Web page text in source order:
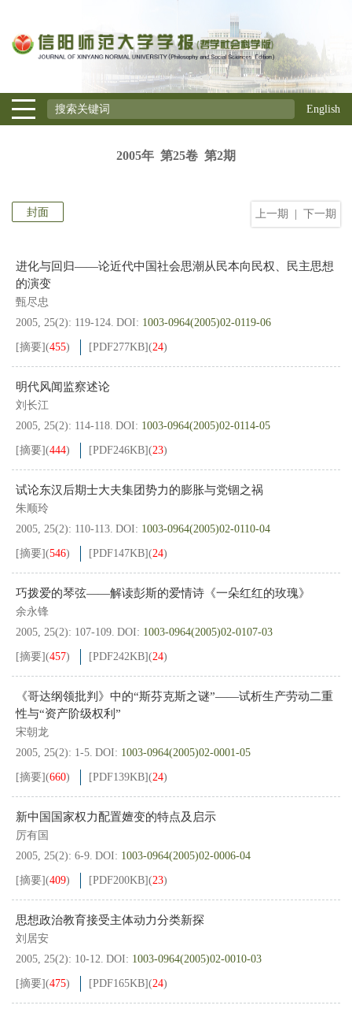
English
2005年 第25卷 第2期
上一期 下一期
封面
进化与回归——论近代中国社会思潮从民本向民权、民主思想
的演变
甄尽忠
2005, 25(2): 119-124. DOI: 1003-0964(2005)02-0119-06
[摘要](455) [PDF277KB](24)
明代风闻监察述论
刘长江
2005, 25(2): 114-118. DOI: 1003-0964(2005)02-0114-05
[摘要](444) [PDF246KB](23)
试论东汉后期士大夫集团势力的膨胀与党锢之祸
朱顺玲
2005, 25(2): 110-113. DOI: 1003-0964(2005)02-0110-04
[摘要](546) [PDF147KB](24)
巧拨爱的琴弦——解读彭斯的爱情诗《一朵红红的玫瑰》
余永锋
2005, 25(2): 107-109. DOI: 1003-0964(2005)02-0107-03
[摘要](457) [PDF242KB](24)
《哥达纲领批判》中的“斯芬克斯之谜”——试析生产劳动二重
性与“资产阶级权利”
宋朝龙
2005, 25(2): 1-5. DOI: 1003-0964(2005)02-0001-05
[摘要](660) [PDF139KB](24)
新中国国家权力配置嬗变的特点及启示
厉有国
2005, 25(2): 6-9. DOI: 1003-0964(2005)02-0006-04
[摘要](409) [PDF200KB](23)
思想政治教育接受主体动力分类新探
刘居安
2005, 25(2): 10-12. DOI: 1003-0964(2005)02-0010-03
[摘要](475) [PDF165KB](24)